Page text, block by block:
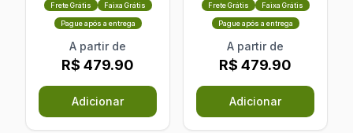
Frete Grátis Faixa Grátis
Pague após a entrega
A partir de
R$ 479.90
Adicionar
Frete Grátis Faixa Grátis
Pague após a entrega
A partir de
R$ 479.90
Adicionar